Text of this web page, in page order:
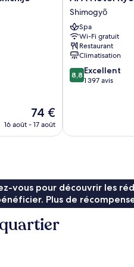
Le
nouveau
74 €
16 août - 17 août
Hotel
Kyoto
Ekihigashi
Shimogyō
Shimogyō
Spa
Wi-Fi gratuit
Restaurant
Climatisation
8.8
sur
8,8 Excellent
1 397 avis
vous pour découvrir les
Plus de